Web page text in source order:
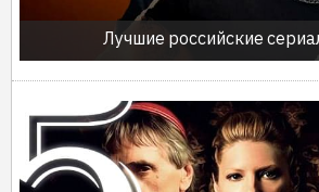
Лучшие российские